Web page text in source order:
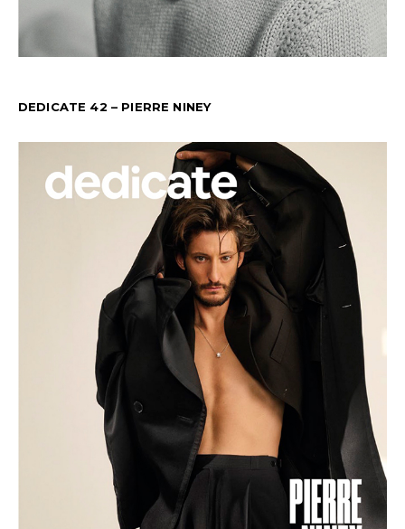
DEDICATE 42 – PIERRE NINEY